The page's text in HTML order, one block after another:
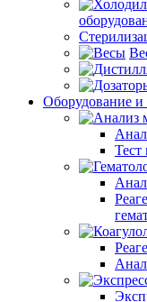
Оборудование
Тест